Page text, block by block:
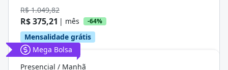
R$ 1.049,82
R$ 375,21 | mês -64%
Mensalidade grátis
Mega Bolsa
Presencial / Manhã